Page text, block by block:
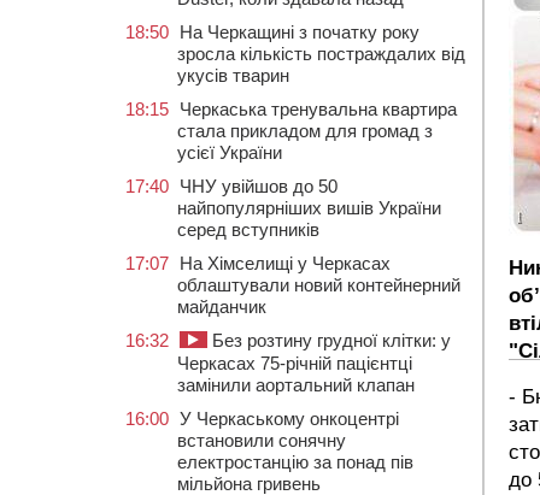
-
до
18:50 На Черкащині з початку року
зросла кількість постраждалих від
укусів тварин
18:15 Черкаська тренувальна квартира
стала прикладом для громад з
усієї України
17:40 ЧНУ увійшов до 50
найпопулярніших вишів України
серед вступників
17:07 На Хімселищі у Черкасах
облаштували новий контейнерний
майданчик
16:32
Без розтину грудної клітки: у
Черкасах 75-річній пацієнтці
замінили аортальний клапан
16:00 У Черкаському онкоцентрі
встановили сонячну
електростанцію за понад пів
мільйона гривень